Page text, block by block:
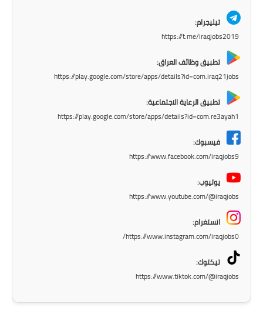
المرحلة الاعدادية
المرحلة المتوسطة
تيليجرام:
https://t.me/iraqjobs2019
تطبيق وظائف العراق:
https://play.google.com/store/apps/details?id=com.iraq21jobs
تطبيق الرعاية الاجتماعية:
https://play.google.com/store/apps/details?id=com.re3ayah1
فيسبوك:
https://www.facebook.com/iraqjobs9
يوتيوب:
https://www.youtube.com/@iraqjobs
انستغرام:
https://www.instagram.com/iraqjobs0/
تيكتوك:
https://www.tiktok.com/@iraqjobs